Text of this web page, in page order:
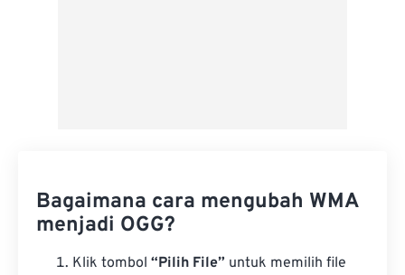
Bagaimana cara mengubah WMA
menjadi OGG?
Klik tombol “Pilih File” untuk memilih file